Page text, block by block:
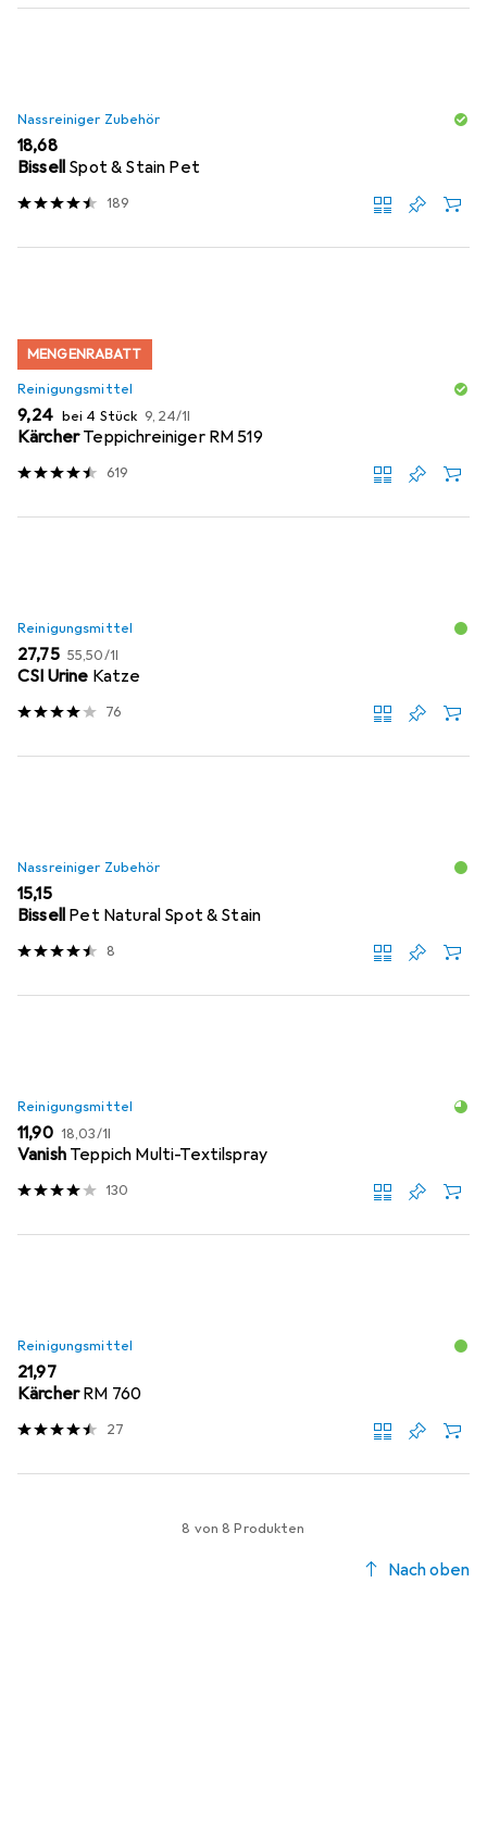
Nassreiniger Zubehör
EUR
18,68
Bissell Spot & Stain Pet
189
MENGENRABATT
Reinigungsmittel
EUR
9,24 bei 4 Stück EUR
9,24/1l
KärcherTeppichreiniger RM 519
619
Reinigungsmittel
EUR
27,75 EUR
55,50/1l
CSI Urine Katze
76
Nassreiniger Zubehör
EUR
15,15
Bissell Pet Natural Spot & Stain
8
Reinigungsmittel
EUR
11,90 EUR
18,03/1l
Vanish Teppich Multi-Textilspray
130
Reinigungsmittel
EUR
21,97
KärcherRM 760
27
8 von 8 Produkten
Nach oben